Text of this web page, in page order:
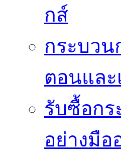
กส์
กระบว
ตอนแล
รับซื้อกร
อย่างมือ